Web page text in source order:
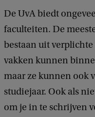
De UvA biedt
faculteiten. De
bestaan uit
vakken kunnen
maar ze kunnen ook
studiejaar. Ook als
om je in te schrijven